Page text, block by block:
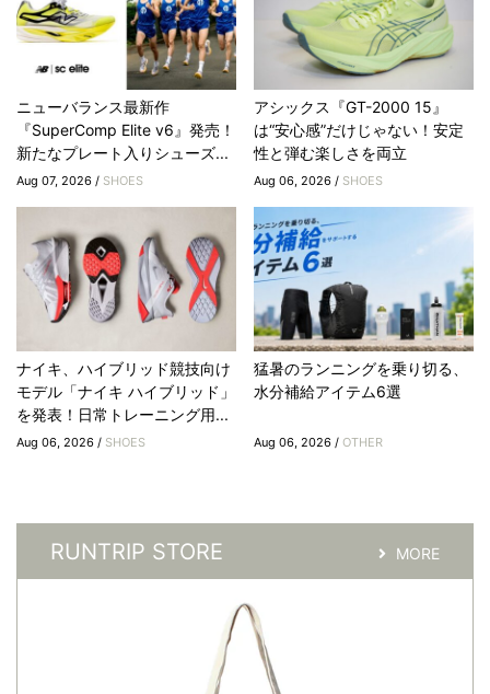
ニューバランス最新作
『SuperComp Elite v6』発売！
新たなプレート入りシューズ...
Aug 07, 2026 / SHOES
アシックス『GT-2000 15』
は“安心感”だけじゃない！安定
性と弾む楽しさを両立
Aug 06, 2026 / SHOES
ナイキ、ハイブリッド競技向け
モデル「ナイキ ハイブリッド」
を発表！日常トレーニング用...
Aug 06, 2026 / SHOES
猛暑のランニングを乗り切る、
水分補給アイテム6選
Aug 06, 2026 / OTHER
RUNTRIP STORE MORE